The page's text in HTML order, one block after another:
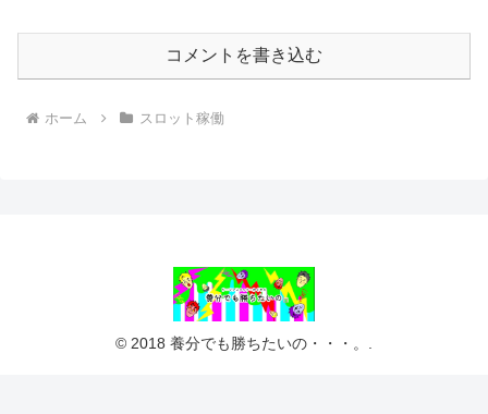
コメントを書き込む
ホーム スロット稼働
© 2018 養分でも勝ちたいの・・・。.